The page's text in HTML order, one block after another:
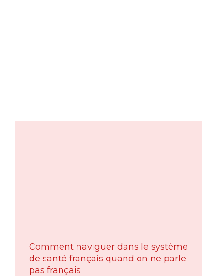
Comment naviguer dans le système
de santé français quand on ne parle
pas français